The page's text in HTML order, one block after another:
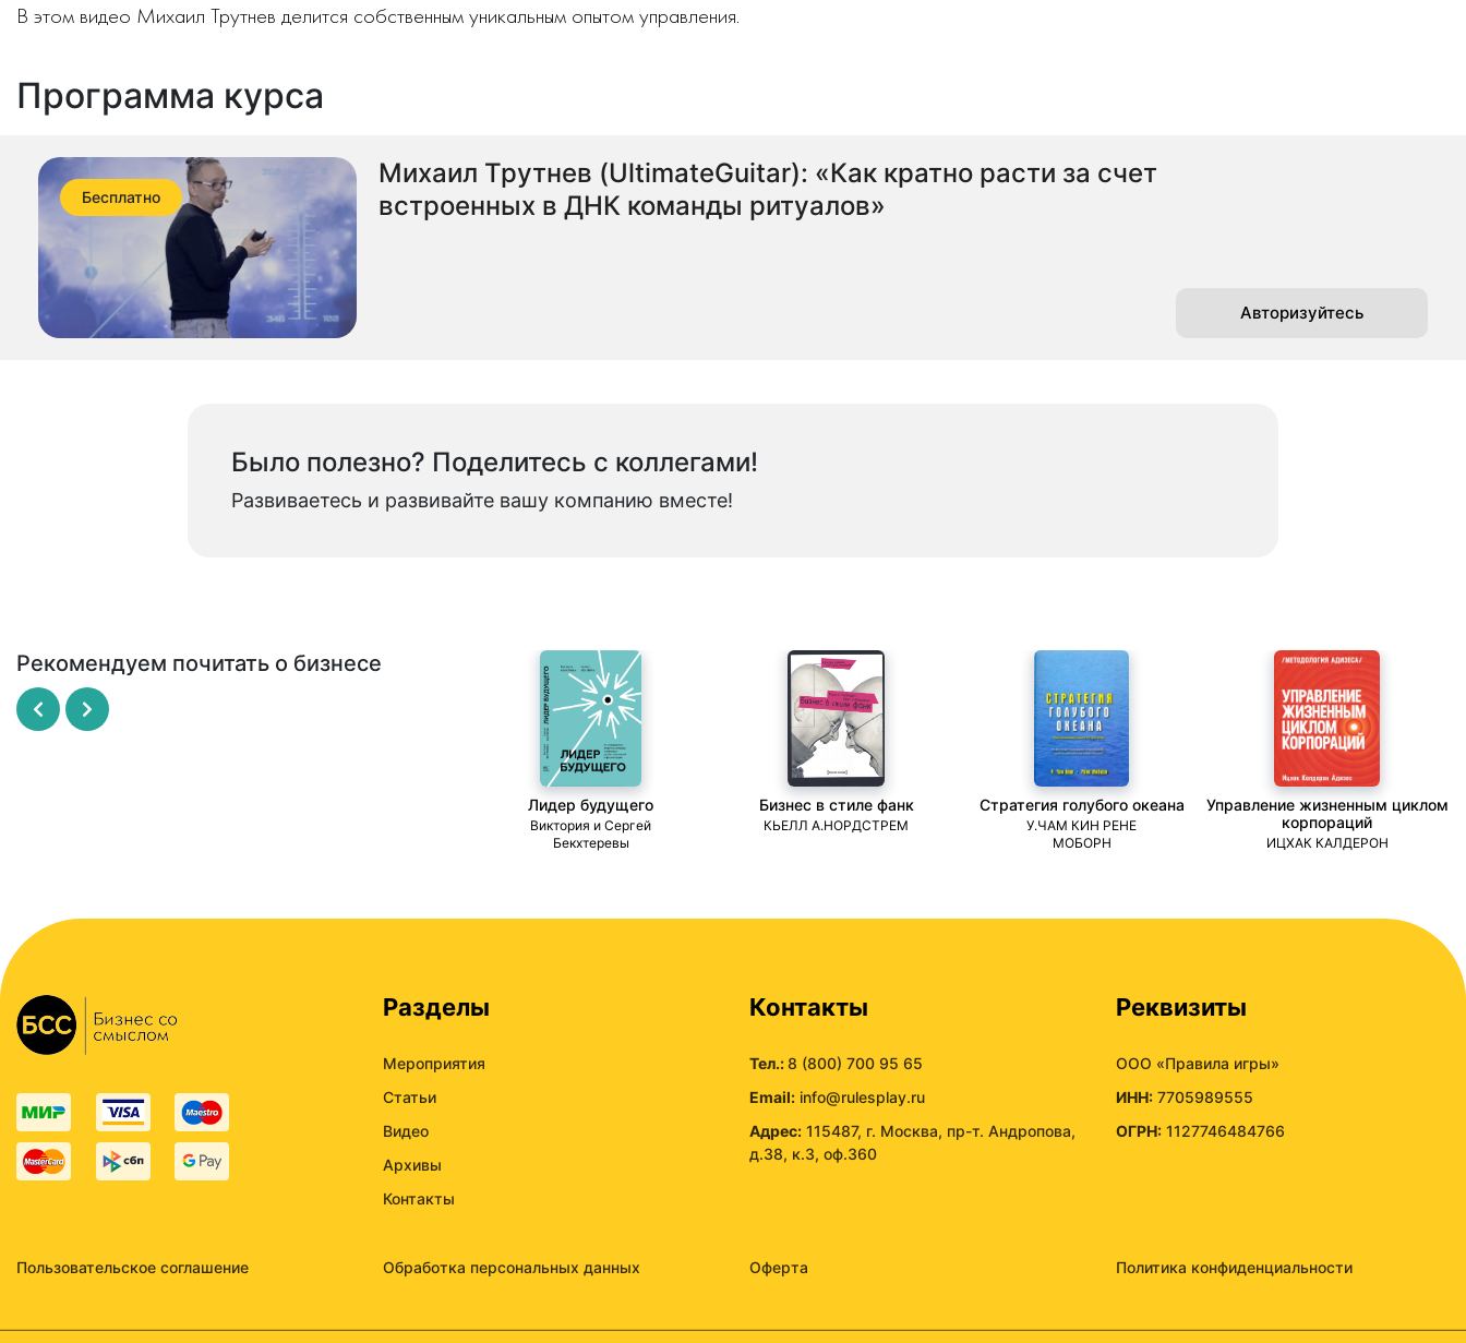
В этом видео Михаил Трутнев делится собственным уникальным опытом управления.
Программа курса
Михаил Трутнев (UltimateGuitar): «Как кратно расти за счет
встроенных в ДНК команды ритуалов»
Бесплатно
Авторизуйтесь
Было полезно? Поделитесь с коллегами!
Развиваетесь и развивайте вашу компанию вместе!
Рекомендуем почитать о бизнесе
Лидер будущего
Виктория и Сергей
Бекхтеревы
Бизнес в стиле фанк
КЬЕЛЛ А.НОРДСТРЕМ
Стратегия голубого океана
У.ЧАМ КИН РЕНЕ
МОБОРН
Управление жизненным циклом
корпораций
ИЦХАК КАЛДЕРОН
Разделы
Мероприятия
Статьи
Видео
Архивы
Контакты
Контакты
Тел.:8 (800) 700 95 65
Email: info@rulesplay.ru
Адрес: 115487, г. Москва, пр-т. Андропова,
д.38, к.3, оф.360
Реквизиты
ООО «Правила игры»
ИНН: 7705989555
ОГРН: 1127746484766
Пользовательское соглашение Обработка персональных данных Оферта Политика конфиденциальности